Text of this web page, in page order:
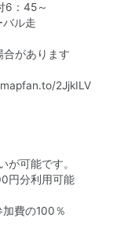
：45～
ル走
があります
2JjkILV
可能です。
円分利用可能
費の100％